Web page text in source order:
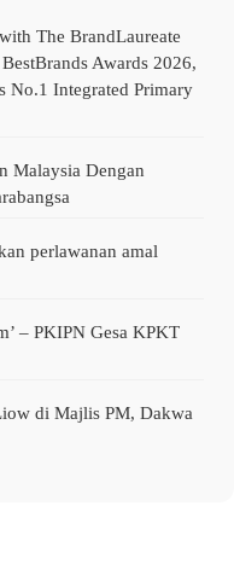
The BrandLaureate
Awards 2026,
No.1 Integrated Primary
Malaysia Dengan
perlawanan amal
– PKIPN Gesa KPKT
di Majlis PM, Dakwa